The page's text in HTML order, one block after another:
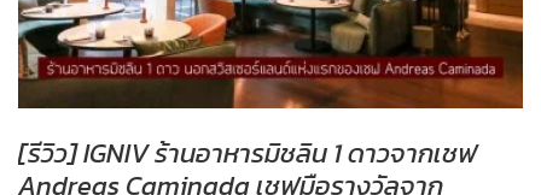
[รีวิว] IGNIV ร้านอาหารมิชลิน 1 ดาวจากเชฟ
Andreas Caminada เชฟมือรางวัลจาก